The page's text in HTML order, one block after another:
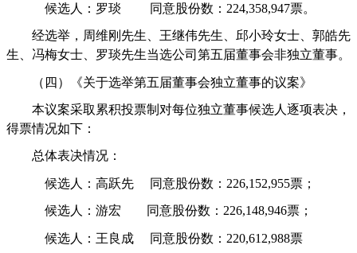
候选人：罗琰 同意股份数： 224,358,947票。
经选举，周维刚先生、王继伟先生、邱小玲女士、郭皓先
生、冯梅女士、罗琰先生当选公司第五届董事会非独立董事。
（四）《关于选举第五届董事会独立董事的议案》
本议案采取累积投票制对每位独立董事候选人逐项表决，
得票情况如下：
总体表决情况：
候选人：高跃先 同意股份数： 226,152,955票；
候选人：游宏 同意股份数： 226,148,946票；
候选人：王良成 同意股份数： 220,612,988票